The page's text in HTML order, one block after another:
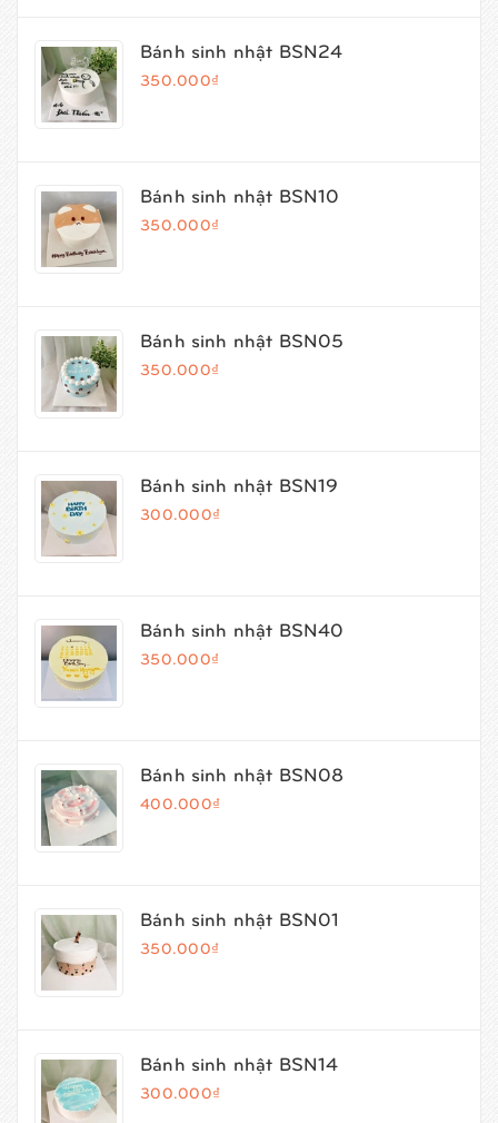
Bánh sinh nhật BSN24
350.000₫
Bánh sinh nhật BSN10
350.000₫
Bánh sinh nhật BSN05
350.000₫
Bánh sinh nhật BSN19
300.000₫
Bánh sinh nhật BSN40
350.000₫
Bánh sinh nhật BSN08
400.000₫
Bánh sinh nhật BSN01
350.000₫
Bánh sinh nhật BSN14
300.000₫